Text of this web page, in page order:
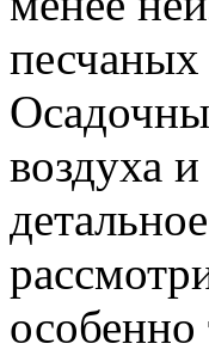
воздуха
особенно